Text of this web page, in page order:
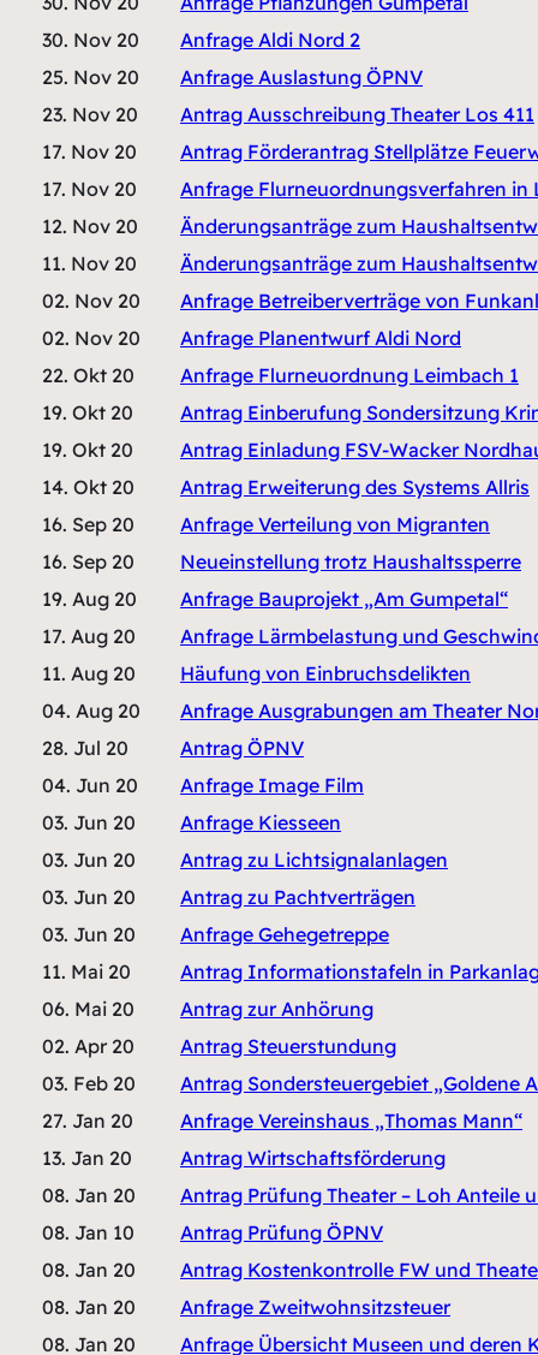
30. Nov 20
Anfrage Aldi Nord 2
25. Nov 20
Anfrage Auslastung ÖPNV
23. Nov 20
Antrag Ausschreibung Theater Los 411
17. Nov 20
Antrag Förderantrag Stellplätze
17. Nov 20
Anfrage Flurneuordnungsverfahren in
12. Nov 20
Änderungsanträge zum
11. Nov 20
Änderungsanträge zum
02. Nov 20
Anfrage Betreiberverträge von
02. Nov 20
Anfrage Planentwurf Aldi Nord
22. Okt 20
Anfrage Flurneuordnung Leimbach 1
19. Okt 20
Antrag Einberufung Sondersitzung
19. Okt 20
Antrag Einladung FSV-Wacker
14. Okt 20
Antrag Erweiterung des Systems Allris
16. Sep 20
Anfrage Verteilung von Migranten
16. Sep 20
Neueinstellung trotz Haushaltssperre
19. Aug 20
Anfrage Bauprojekt „Am Gumpetal“
17. Aug 20
Anfrage Lärmbelastung und
11. Aug 20
Häufung von Einbruchsdelikten
04. Aug 20
Anfrage Ausgrabungen am Theater
28. Jul 20
Antrag ÖPNV
04. Jun 20
Anfrage Image Film
03. Jun 20
Anfrage Kiesseen
03. Jun 20
Antrag zu Lichtsignalanlagen
03. Jun 20
Antrag zu Pachtverträgen
03. Jun 20
Anfrage Gehegetreppe
11. Mai 20
Antrag Informationstafeln in
06. Mai 20
Antrag zur Anhörung
02. Apr 20
Antrag Steuerstundung
03. Feb 20
Antrag Sondersteuergebiet „Goldene
27. Jan 20
Anfrage Vereinshaus „Thomas Mann“
13. Jan 20
Antrag Wirtschaftsförderung
08. Jan 20
Antrag Prüfung Theater – Loh Anteile
08. Jan 10
Antrag Prüfung ÖPNV
08. Jan 20
Antrag Kostenkontrolle FW und
08. Jan 20
Anfrage Zweitwohnsitzsteuer
08. Jan 20
Anfrage Übersicht Museen und deren